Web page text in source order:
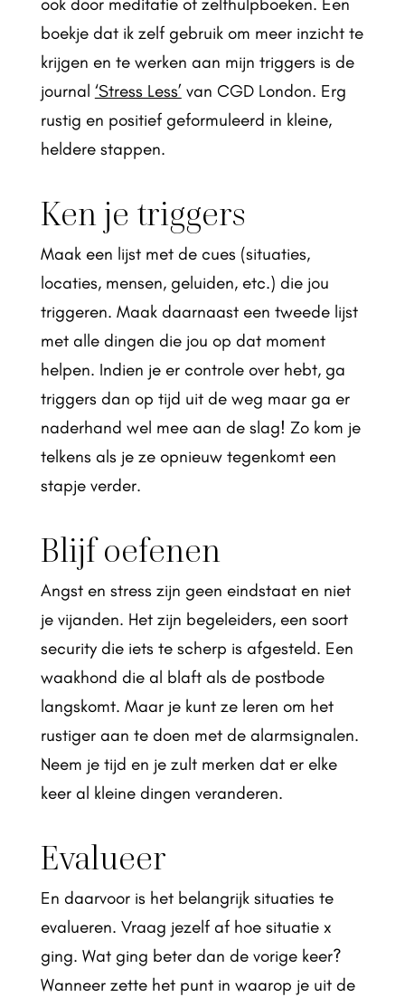
ook door meditatie of zelfhulpboeken. Een
boekje dat ik zelf gebruik om meer inzicht te
krijgen en te werken aan mijn triggers is de
journal ‘Stress Less’van CGD London. Erg
rustig en positief geformuleerd in kleine,
heldere stappen.
Ken je triggers
Maak een lijst met de cues (situaties,
locaties, mensen, geluiden, etc.) die jou
triggeren. Maak daarnaast een tweede lijst
met alle dingen die jou op dat moment
helpen. Indien je er controle over hebt, ga
triggers dan op tijd uit de weg maar ga er
naderhand wel mee aan de slag! Zo kom je
telkens als je ze opnieuw tegenkomt een
stapje verder.
Blijf oefenen
Angst en stress zijn geen eindstaat en niet
je vijanden. Het zijn begeleiders, een soort
security die iets te scherp is afgesteld. Een
waakhond die al blaft als de postbode
langskomt. Maar je kunt ze leren om het
rustiger aan te doen met de alarmsignalen.
Neem je tijd en je zult merken dat er elke
keer al kleine dingen veranderen.
Evalueer
En daarvoor is het belangrijk situaties te
evalueren. Vraag jezelf af hoe situatie x
ging. Wat ging beter dan de vorige keer?
Wanneer zette het punt in waarop je uit de